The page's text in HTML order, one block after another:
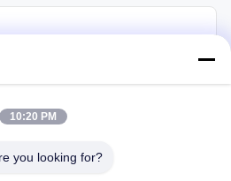
10:20 PM
you looking for?